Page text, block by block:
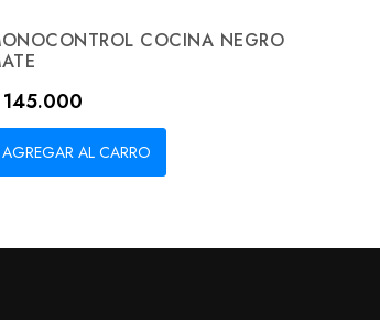
COCINA NEGRO
AGREGAR AL CARRO